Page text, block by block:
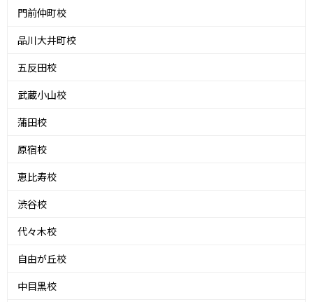
門前仲町校
品川大井町校
五反田校
武蔵小山校
蒲田校
原宿校
恵比寿校
渋谷校
代々木校
自由が丘校
中目黒校